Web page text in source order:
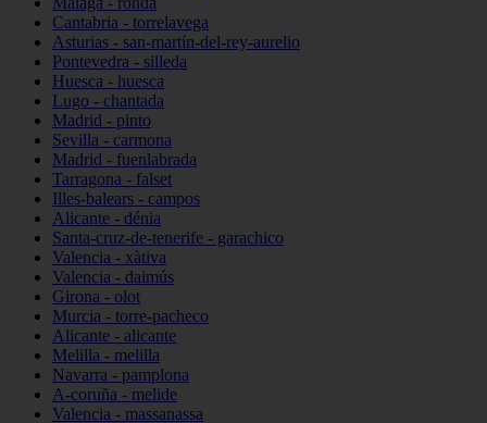
Cantabria - torrelavega
Asturias - san-martín-del-rey-aurelio
Pontevedra - silleda
Huesca - huesca
Lugo - chantada
Madrid - pinto
Sevilla - carmona
Madrid - fuenlabrada
Tarragona - falset
Illes-balears - campos
Alicante - dénia
Santa-cruz-de-tenerife - garachico
Valencia - xàtiva
Valencia - daimús
Girona - olot
Murcia - torre-pacheco
Alicante - alicante
Melilla - melilla
Navarra - pamplona
A-coruña - melide
Valencia - massanassa